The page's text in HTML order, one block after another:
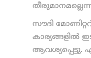
സൗദി
കാര്യങ്ങളിൽ